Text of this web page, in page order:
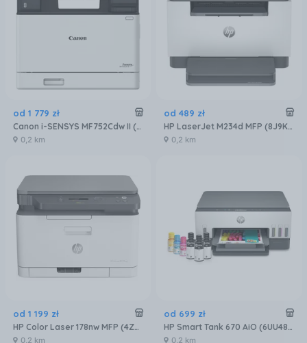
od 1 779 zł
Canon i-SENSYS MF752Cdw II (7185C013)
0,2 km
od 489 zł
HP LaserJet M234d MFP (8J9K4F)
0,2 km
od 1 199 zł
HP Color Laser 178nw MFP (4ZB96A)
0,2 km
od 699 zł
HP Smart Tank 670 AiO (6UU48A)
0,2 km